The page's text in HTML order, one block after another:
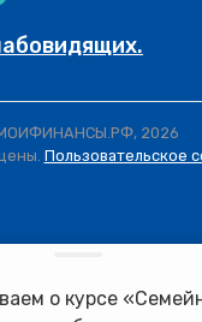
2026
Пользовательское
о курсе